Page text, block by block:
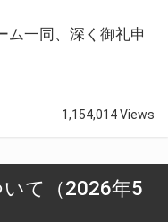
ム一同、深く御礼申
1,154,014 Views
て（2026年5